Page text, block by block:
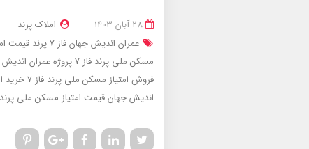
املاک پرند
عمران اندیش جهان فاز 7 پرند
قیمت امتیاز
مسکن ملی پرند فاز 7 پروژه عمران اندیش جهان
فروش امتیاز مسکن ملی پرند فاز 7
خرید
اندیش جهانقیمت امتیاز مسکن ملی پرند